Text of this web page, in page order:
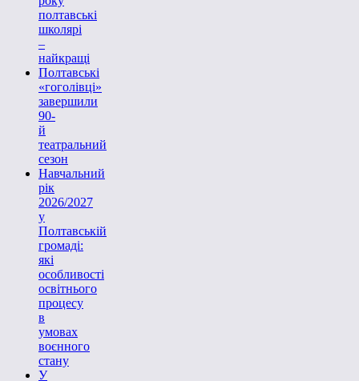
полтавські
школярі
–
найкращі
Полтавські
«гоголівці»
завершили
90-
й
театральний
сезон
Навчальний
рік
2026/2027
у
Полтавській
громаді:
які
особливості
освітнього
процесу
в
умовах
воєнного
стану
У